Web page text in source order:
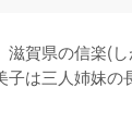
賀県の信楽(
は三人姉妹